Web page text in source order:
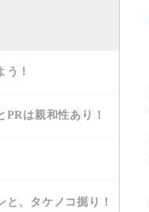
う！
PRは親和性あり！
と、タケノコ掘り！